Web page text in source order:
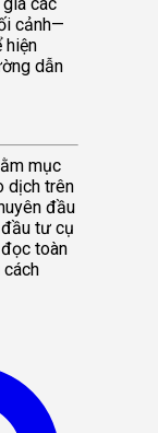
cảnh—
hiện
dẫn
mục
dịch trên
đầu
tư cụ
toàn
cách